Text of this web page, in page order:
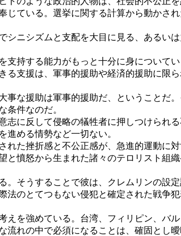
ている。選挙に関する計算から動かされ
ニシズムと支配を大目に見る、あるいは
する能力がもっと十分に身についてい
支援は、軍事的援助や経済的援助に限ら
な援助は軍事的援助だ、ということだ。
条件なのだ。
に反して侵略の犠牲者に押しつけられる
進める情勢など一切ない。
た挫折感と不公正感が、急進的運動に対
憤怒から生まれた諸々のテロリスト組
そうすることで彼は、クレムリンの設定
のとてつもない侵犯と確定された戦争犯
を強めている。台湾、フィリピン、バル
れの中で必須になることは、確固とし曖